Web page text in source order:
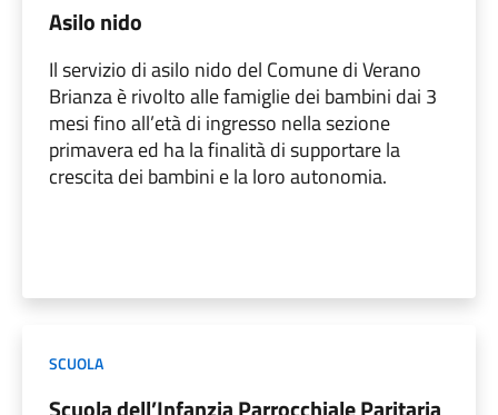
Asilo nido
Il servizio di asilo nido del Comune di Verano
Brianza è rivolto alle famiglie dei bambini dai 3
mesi fino all’età di ingresso nella sezione
primavera ed ha la finalità di supportare la
crescita dei bambini e la loro autonomia.
SCUOLA